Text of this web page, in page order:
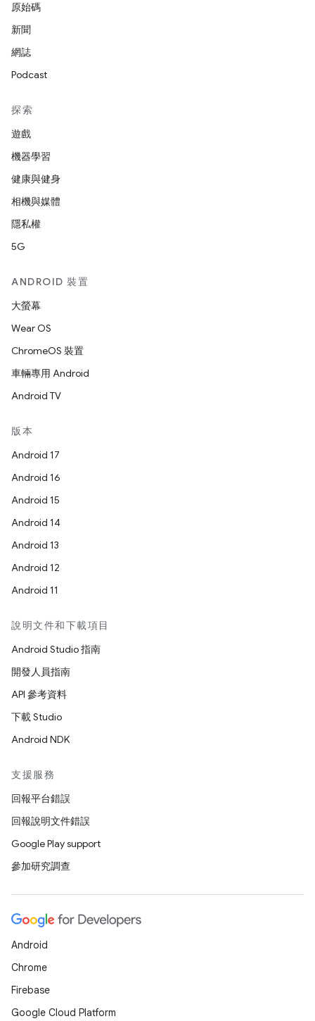
原始碼
新聞
網誌
Podcast
探索
遊戲
機器學習
健康與健身
相機與媒體
隱私權
5G
ANDROID 裝置
大螢幕
Wear OS
ChromeOS 裝置
車輛專用 Android
Android TV
版本
Android 17
Android 16
Android 15
Android 14
Android 13
Android 12
Android 11
說明文件和下載項目
Android Studio 指南
開發人員指南
API 參考資料
下載 Studio
Android NDK
支援服務
回報平台錯誤
回報說明文件錯誤
Google Play support
參加研究調查
Android
Chrome
Firebase
Google Cloud Platform